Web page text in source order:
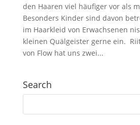
den Haaren viel häufiger vor als
Besonders Kinder sind davon
im Haarkleid von Erwachsenen
kleinen Quälgeister gerne ein.
von Flow hat uns zwei...
Search